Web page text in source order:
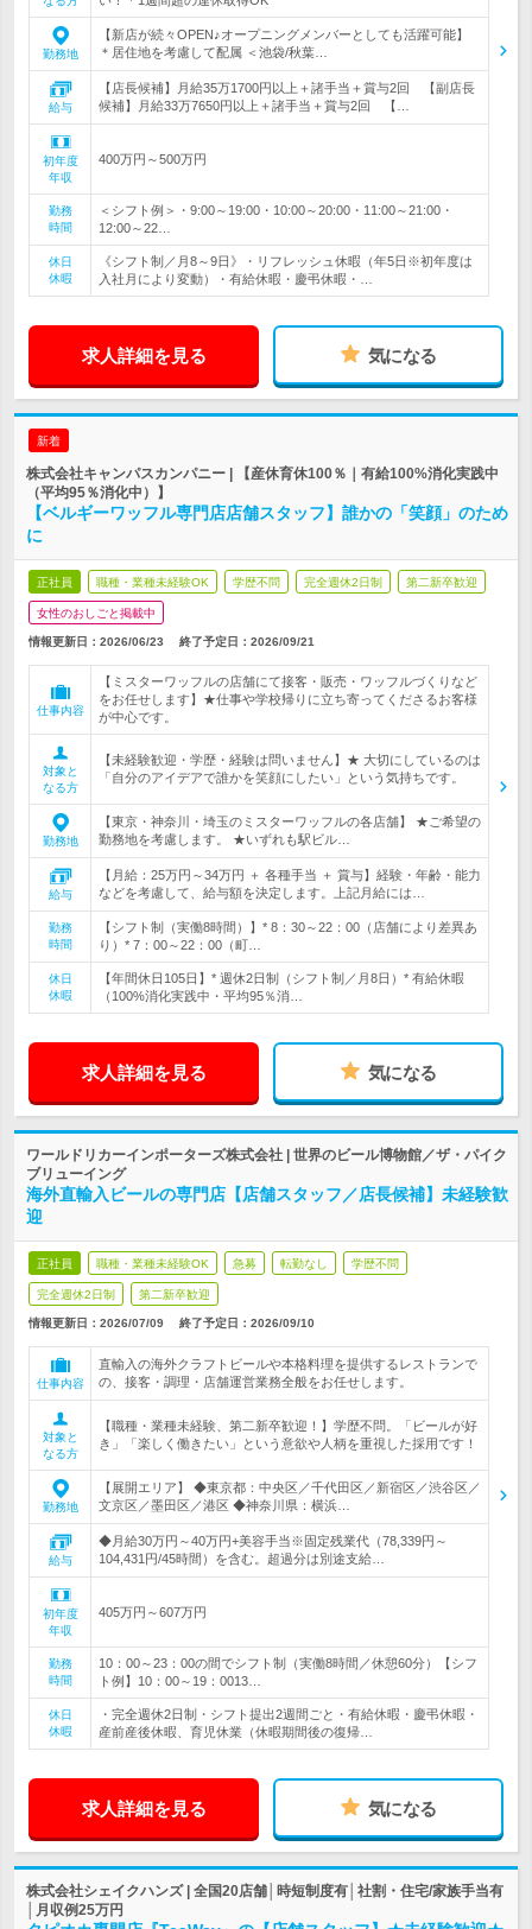
勤務地
【新店が続々OPEN♪オープニングメンバーとしても活躍可能】
＊居住地を考慮して配属 ＜池袋/秋葉…
給与
【店長候補】月給35万1700円以上＋諸手当＋賞与2回 【副店長
候補】月給33万7650円以上＋諸手当＋賞与2回 【…
初年度
年収
400万円～500万円
勤務
時間
＜シフト例＞・9:00～19:00・10:00～20:00・11:00～21:00・
12:00～22…
休日
休暇
《シフト制／月8～9日》・リフレッシュ休暇（年5日※初年度は
入社月により変動）・有給休暇・慶弔休暇・…
求人詳細を見る 気になる
新着
株式会社キャンパスカンパニー | 【産休育休100％｜有給100%消化実践中
（平均95％消化中）】
【ベルギーワッフル専門店店舗スタッフ】誰かの「笑顔」のため
に
正社員 職種・業種未経験OK 学歴不問 完全週休2日制 第二新卒歓迎
女性のおしごと掲載中
情報更新日：2026/06/23 終了予定日： 2026/09/21
仕事内容
【ミスターワッフルの店舗にて接客・販売・ワッフルづくりなど
をお任せします】★仕事や学校帰りに立ち寄ってくださるお客様
が中心です。
対象と
なる方
【未経験歓迎・学歴・経験は問いません】★ 大切にしているのは
「自分のアイデアで誰かを笑顔にしたい」という気持ちです。
勤務地
【東京・神奈川・埼玉のミスターワッフルの各店舗】 ★ご希望の
勤務地を考慮します。 ★いずれも駅ビル…
給与
【月給：25万円～34万円 ＋ 各種手当 ＋ 賞与】経験・年齢・能力
などを考慮して、給与額を決定します。上記月給には…
勤務
時間
【シフト制（実働8時間）】* 8：30～22：00（店舗により差異あ
り）* 7：00～22：00（町…
休日
休暇
【年間休日105日】* 週休2日制（シフト制／月8日）* 有給休暇
（100%消化実践中・平均95％消…
求人詳細を見る 気になる
ワールドリカーインポーターズ株式会社 | 世界のビール博物館／ザ・パイク
ブリューイング
海外直輸入ビールの専門店【店舗スタッフ／店長候補】未経験歓
迎
正社員 職種・業種未経験OK 急募 転勤なし 学歴不問
完全週休2日制 第二新卒歓迎
情報更新日：2026/07/09 終了予定日： 2026/09/10
仕事内容
直輸入の海外クラフトビールや本格料理を提供するレストランで
の、接客・調理・店舗運営業務全般をお任せします。
対象と
なる方
【職種・業種未経験、第二新卒歓迎！】学歴不問。「ビールが好
き」「楽しく働きたい」という意欲や人柄を重視した採用です！
勤務地
【展開エリア】 ◆東京都：中央区／千代田区／新宿区／渋谷区／
文京区／墨田区／港区 ◆神奈川県：横浜…
給与
◆月給30万円～40万円+美容手当※固定残業代（78,339円～
104,431円/45時間）を含む。超過分は別途支給…
初年度
年収
405万円～607万円
勤務
時間
10：00～23：00の間でシフト制（実働8時間／休憩60分）【シフ
ト例】10：00～19：0013…
休日
休暇
・完全週休2日制・シフト提出2週間ごと・有給休暇・慶弔休暇・
産前産後休暇、育児休業（休暇期間後の復帰…
求人詳細を見る 気になる
株式会社シェイクハンズ | 全国20店舗│時短制度有│社割・住宅/家族手当有
│月収例25万円